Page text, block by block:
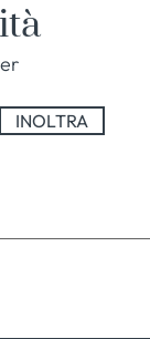
INOLTRA